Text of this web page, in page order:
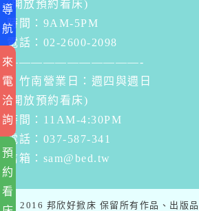
(開放預約看床)
時間：9AM-5PM
電話：02-2600-2098
———————————-
．竹南營業日：週四與週日
(開放預約看床)
時間：11AM-4:30PM
電話：037-587-341
信箱： sam@bed.tw
© 2016 邦欣好掀床 保留所有作品、出版
導
航
來
電
洽
詢
預
約
看